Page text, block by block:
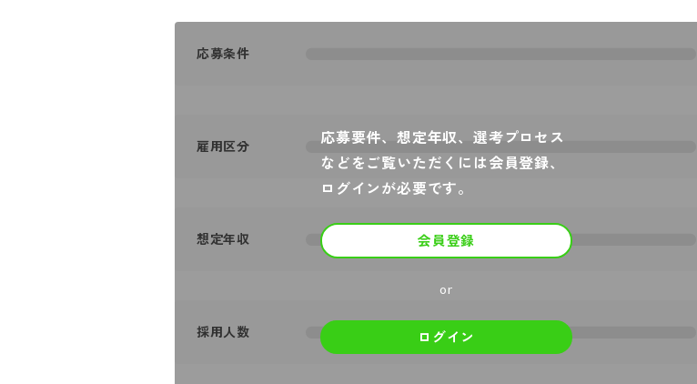
応募要件、想定年収、選考プロセス
などをご覧いただくには会員登録、
ログインが必要です。
会員登録
or
ログイン
応募条件
雇用区分
想定年収
採用人数